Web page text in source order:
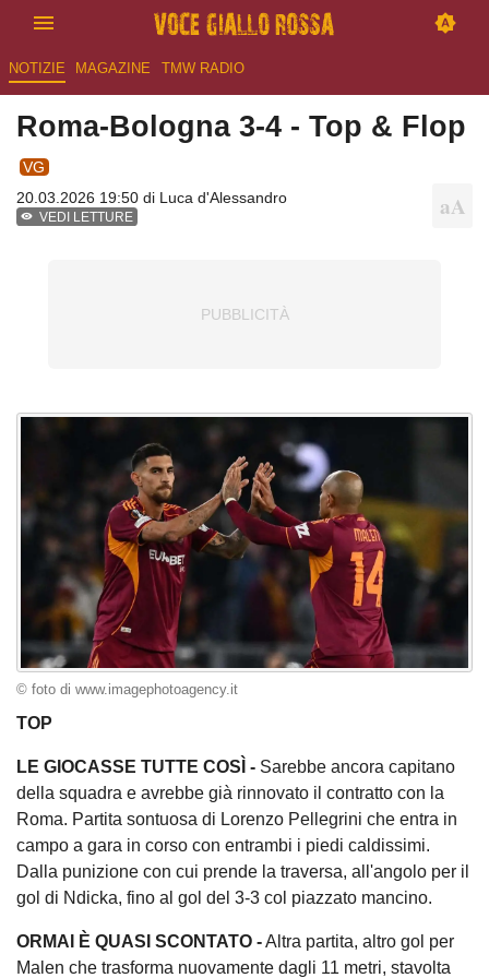
NOTIZIE MAGAZINE TMW RADIO
Roma-Bologna 3-4 - Top & Flop
VG
20.03.2026 19:50 di Luca d'Alessandro
VEDI LETTURE
© foto di www.imagephotoagency.it
TOP
LE GIOCASSE TUTTE COSÌ - Sarebbe ancora capitano
della squadra e avrebbe già rinnovato il contratto con la
Roma. Partita sontuosa di Lorenzo Pellegrini che entra in
campo a gara in corso con entrambi i piedi caldissimi.
Dalla punizione con cui prende la traversa, all'angolo per il
gol di Ndicka, fino al gol del 3-3 col piazzato mancino.
ORMAI È QUASI SCONTATO -Altra partita, altro gol per
Malen che trasforma nuovamente dagli 11 metri, stavolta